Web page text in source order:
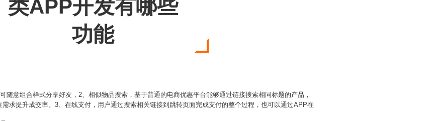
类APP开发有哪些
功能
随意组合样式分享好友，2、相似物品搜索，基于普通的电商优惠平台能够通过链接搜索相同标题的产品，
求提升成交率。3、在线支付，用户通过搜索相关链接到跳转页面完成支付的整个过程，也可以通过APP在